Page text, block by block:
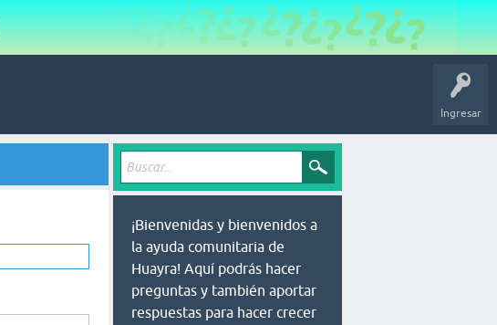
Ingresar
¡Bienvenidas y bienvenidos a
la ayuda comunitaria de
Huayra! Aquí podrás hacer
preguntas y también aportar
respuestas para hacer crecer